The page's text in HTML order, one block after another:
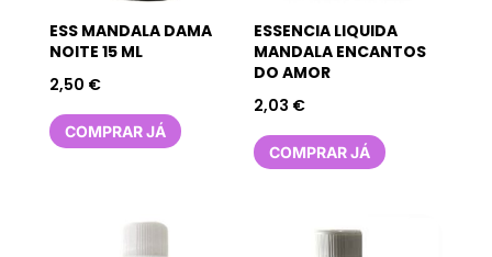
ESS MANDALA DAMA
NOITE 15 ML
2,50 €
COMPRAR JÁ
ESSENCIA LIQUIDA
MANDALA ENCANTOS
DO AMOR
2,03 €
COMPRAR JÁ